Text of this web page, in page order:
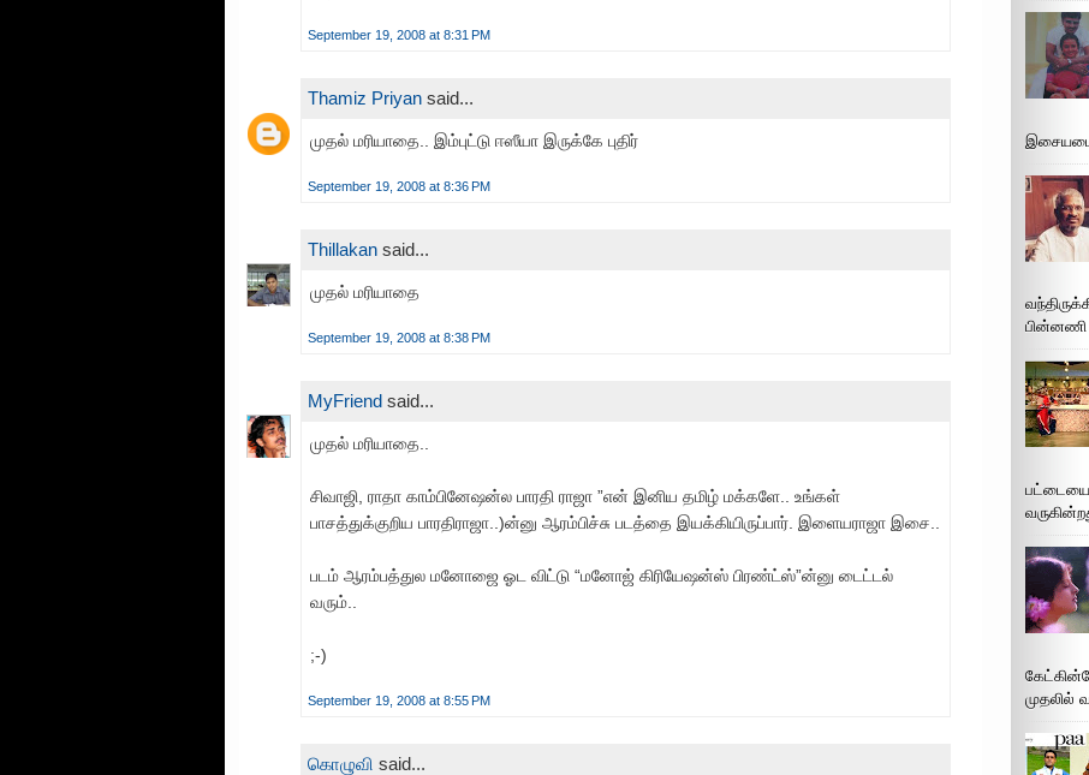
September 19, 2008 at 8:31 PM
Thamiz Priyan said...
முதல் மரியாதை.. இம்புட்டு ஈஸீயா இருக்கே புதிர்
September 19, 2008 at 8:36 PM
Thillakan said...
முதல் மரியாதை
September 19, 2008 at 8:38 PM
MyFriend said...
முதல் மரியாதை..
சிவாஜி, ராதா காம்பினேஷன்ல பாரதி ராஜா ”என் இனிய தமிழ் மக்களே.. உங்கள்
பாசத்துக்குறிய பாரதிராஜா..)ன்னு ஆரம்பிச்சு படத்தை இயக்கியிருப்பார். இளையராஜா இசை..
படம் ஆரம்பத்துல மனோஜை ஓட விட்டு “மனோஜ் கிரியேஷன்ஸ் பிரண்ட்ஸ்”ன்னு டைட்டல்
வரும்..
;-)
September 19, 2008 at 8:55 PM
கொழுவி said...
பின்னணி
முதலில்